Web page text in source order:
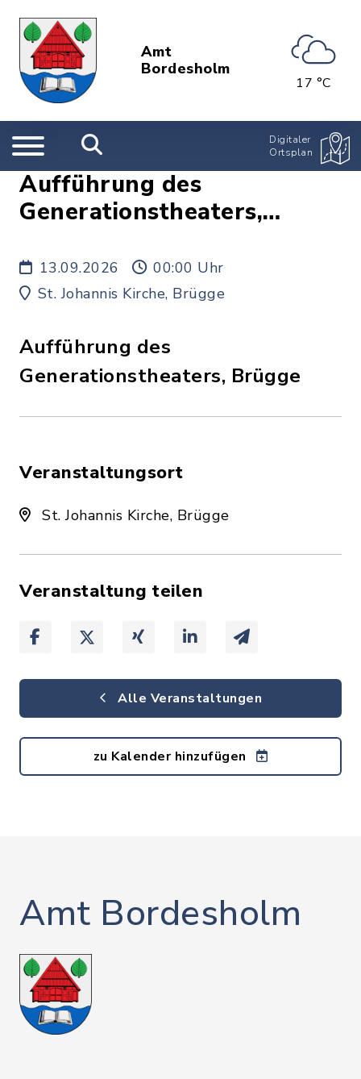
Amt
Bordesholm
17 °C
Digitaler
Ortsplan
Aufführung des
Generationstheaters,
13.09.2026
00:00 Uhr
St. Johannis Kirche, Brügge
Aufführung des
Generationstheaters, Brügge
Veranstaltungsort
St. Johannis Kirche, Brügge
Veranstaltung teilen
Alle Veranstaltungen
zu Kalender hinzufügen
Amt Bordesholm